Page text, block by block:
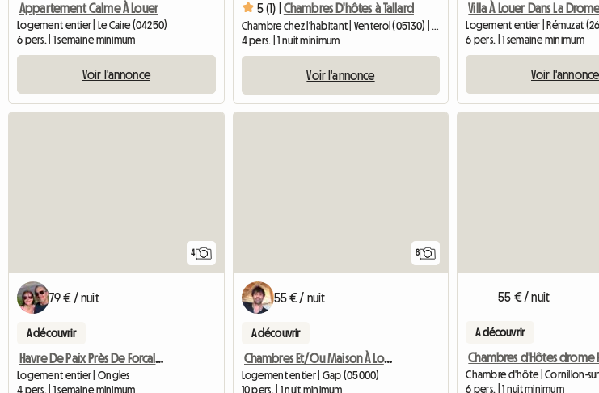
Appartement Calme À Louer
Logement entier | Le Caire (04250)
6 pers. | 1 semaine minimum
Voir l'annonce
5 (1) | Chambres D'hôtes à Tallard
4 pers. | 1 nuit minimum
Voir l'annonce
Logement entier | Rémuzat
6 pers. | 1 semaine minimum
Voir l'annonce
4
79 € / nuit
A découvrir
Havre De Paix Près De Forcalquier
Logement entier | Ongles
4 pers. | 1 semaine minimum
8
55 € / nuit
A découvrir
Chambres Et/Ou Maison À Louer
Logement entier | Gap (05000)
10 pers. | 1 nuit minimum
55 € / nuit
A découvrir
Chambre d'hôte | Cornillon-
6 pers. | 1 nuit minimum